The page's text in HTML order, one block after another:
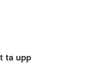
ta upp